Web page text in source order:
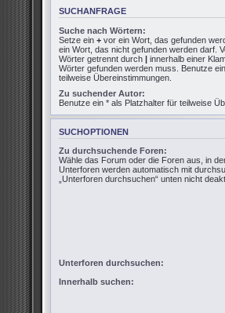
SUCHANFRAGE
Suche nach Wörtern:
Setze ein + vor ein Wort, das gefunden
ein Wort, das nicht gefunden werden darf.
Wörter getrennt durch | innerhalb einer
Wörter gefunden werden muss. Benutze
teilweise Übereinstimmungen.
Zu suchender Autor:
Benutze ein * als Platzhalter für teilweise
SUCHOPTIONEN
Zu durchsuchende Foren:
Wähle das Forum oder die Foren aus, in
Unterforen werden automatisch mit
„Unterforen durchsuchen“ unten nicht
Unterforen durchsuchen:
Innerhalb suchen: